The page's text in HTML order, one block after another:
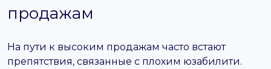
продажам
На пути к высоким продажам часто встают
препятствия, связанные с плохим юзабилити.